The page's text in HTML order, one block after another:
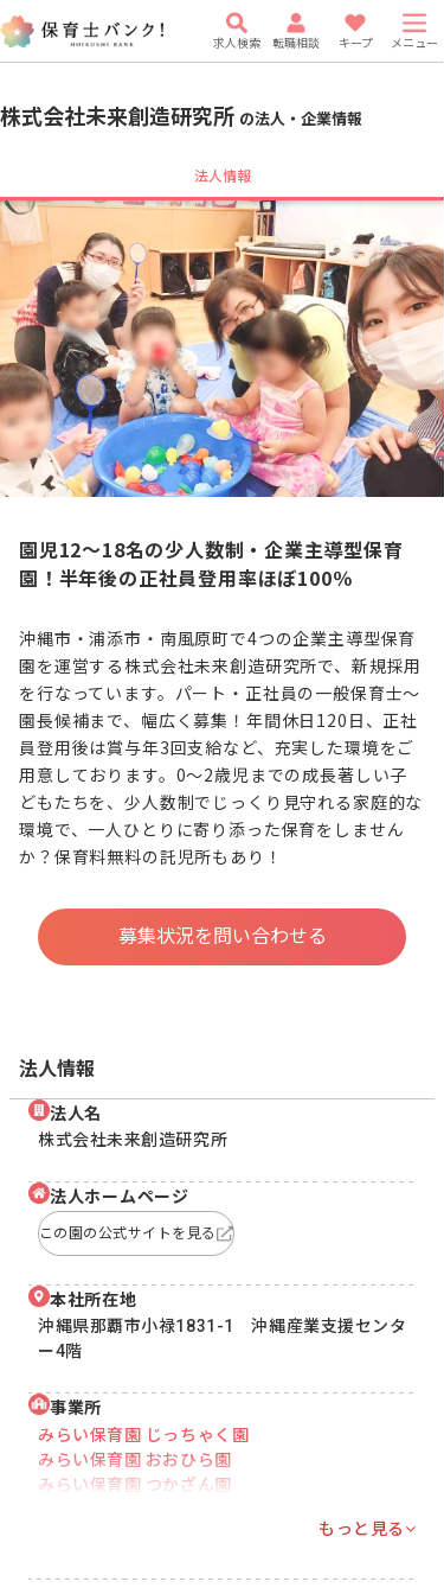
求人検索 転職相談 キープ メニュー
株式会社未来創造研究所 の法人・企業情報
法人情報
園児12～18名の少人数制・企業主導型保育
園！半年後の正社員登用率ほぼ100％
沖縄市・浦添市・南風原町で4つの企業主導型保育
園を運営する株式会社未来創造研究所で、新規採用
を行なっています。パート・正社員の一般保育士～
園長候補まで、幅広く募集！年間休日120日、正社
員登用後は賞与年3回支給など、充実した環境をご
用意しております。0～2歳児までの成長著しい子
どもたちを、少人数制でじっくり見守れる家庭的な
環境で、一人ひとりに寄り添った保育をしません
か？保育料無料の託児所もあり！
募集状況を問い合わせる
法人情報
法人名
株式会社未来創造研究所
法人ホームページ
この園の公式サイトを見る
本社所在地
沖縄県那覇市小禄1831-1 沖縄産業支援センタ
ー4階
事業所
みらい保育園 じっちゃく園
みらい保育園 おおひら園
みらい保育園 つかざん園
もっと見る